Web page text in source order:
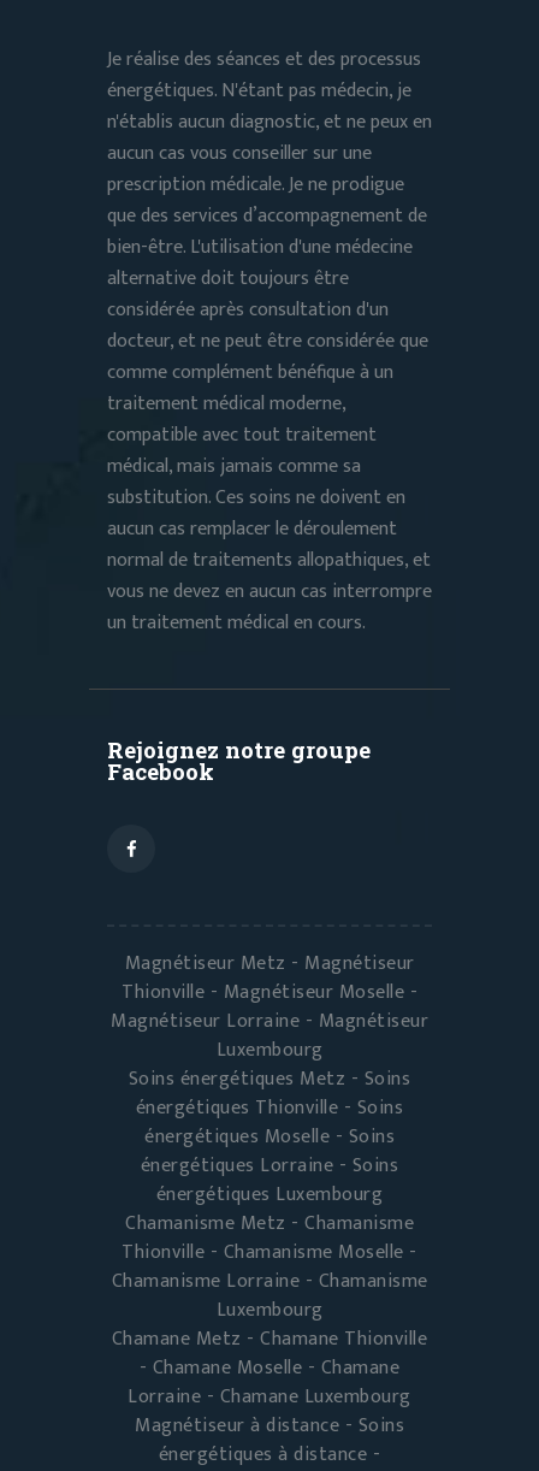
Je réalise des séances et des processus
énergétiques. N'étant pas médecin, je
n'établis aucun diagnostic, et ne peux en
aucun cas vous conseiller sur une
prescription médicale. Je ne prodigue
que des services d’accompagnement de
bien-être. L'utilisation d'une médecine
alternative doit toujours être
considérée après consultation d'un
docteur, et ne peut être considérée que
comme complément bénéfique à un
traitement médical moderne,
compatible avec tout traitement
médical, mais jamais comme sa
substitution. Ces soins ne doivent en
aucun cas remplacer le déroulement
normal de traitements allopathiques, et
vous ne devez en aucun cas interrompre
un traitement médical en cours.
Rejoignez notre groupe
Facebook
Magnétiseur Metz - Magnétiseur
Thionville - Magnétiseur Moselle -
Magnétiseur Lorraine - Magnétiseur
Luxembourg
Soins énergétiques Metz - Soins
énergétiques Thionville - Soins
énergétiques Moselle - Soins
énergétiques Lorraine - Soins
énergétiques Luxembourg
Chamanisme Metz - Chamanisme
Thionville - Chamanisme Moselle -
Chamanisme Lorraine - Chamanisme
Luxembourg
Chamane Metz - Chamane Thionville
- Chamane Moselle - Chamane
Lorraine - Chamane Luxembourg
Magnétiseur à distance - Soins
énergétiques à distance -